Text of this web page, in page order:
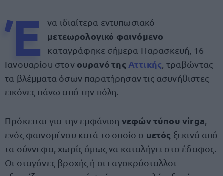
Έ να ιδιαίτερα εντυπωσιακό
μετεωρολογικό φαινόμενο
καταγράφηκε σήμερα Παρασκευή, 16
Ιανουαρίου στον ουρανό της Αττικής , τραβώντας
τα βλέμματα όσων παρατήρησαν τις ασυνήθιστες
εικόνες πάνω από την πόλη.
Πρόκειται για την εμφάνιση νεφών τύπου virga
ενός φαινομένου κατά το οποίο ο υετός ξεκινά από
τα σύννεφα, χωρίς όμως να καταλήγει στο έδαφος.
Οι σταγόνες βροχής ή οι παγοκρύσταλλοι